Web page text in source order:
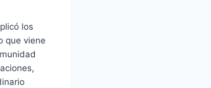
los
que viene